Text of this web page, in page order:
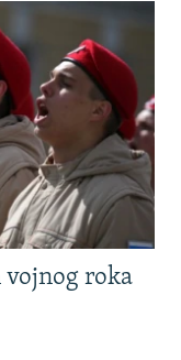
vojnog roka